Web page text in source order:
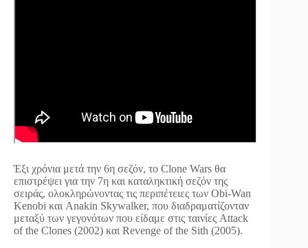
Έξι χρόνια μετά την 6η σεζόν, το Clone Wars θα
επιστρέψει για την 7η και καταληκτική σεζόν της
σειράς, ολοκληρώνοντας τις περιπέτειες των Obi-Wan
Kenobi και Anakin Skywalker, που διαδραματίζονταν
μεταξύ των γεγονότων που είδαμε στις ταινίες Attack
of the Clones (2002) και Revenge of the Sith (2005).